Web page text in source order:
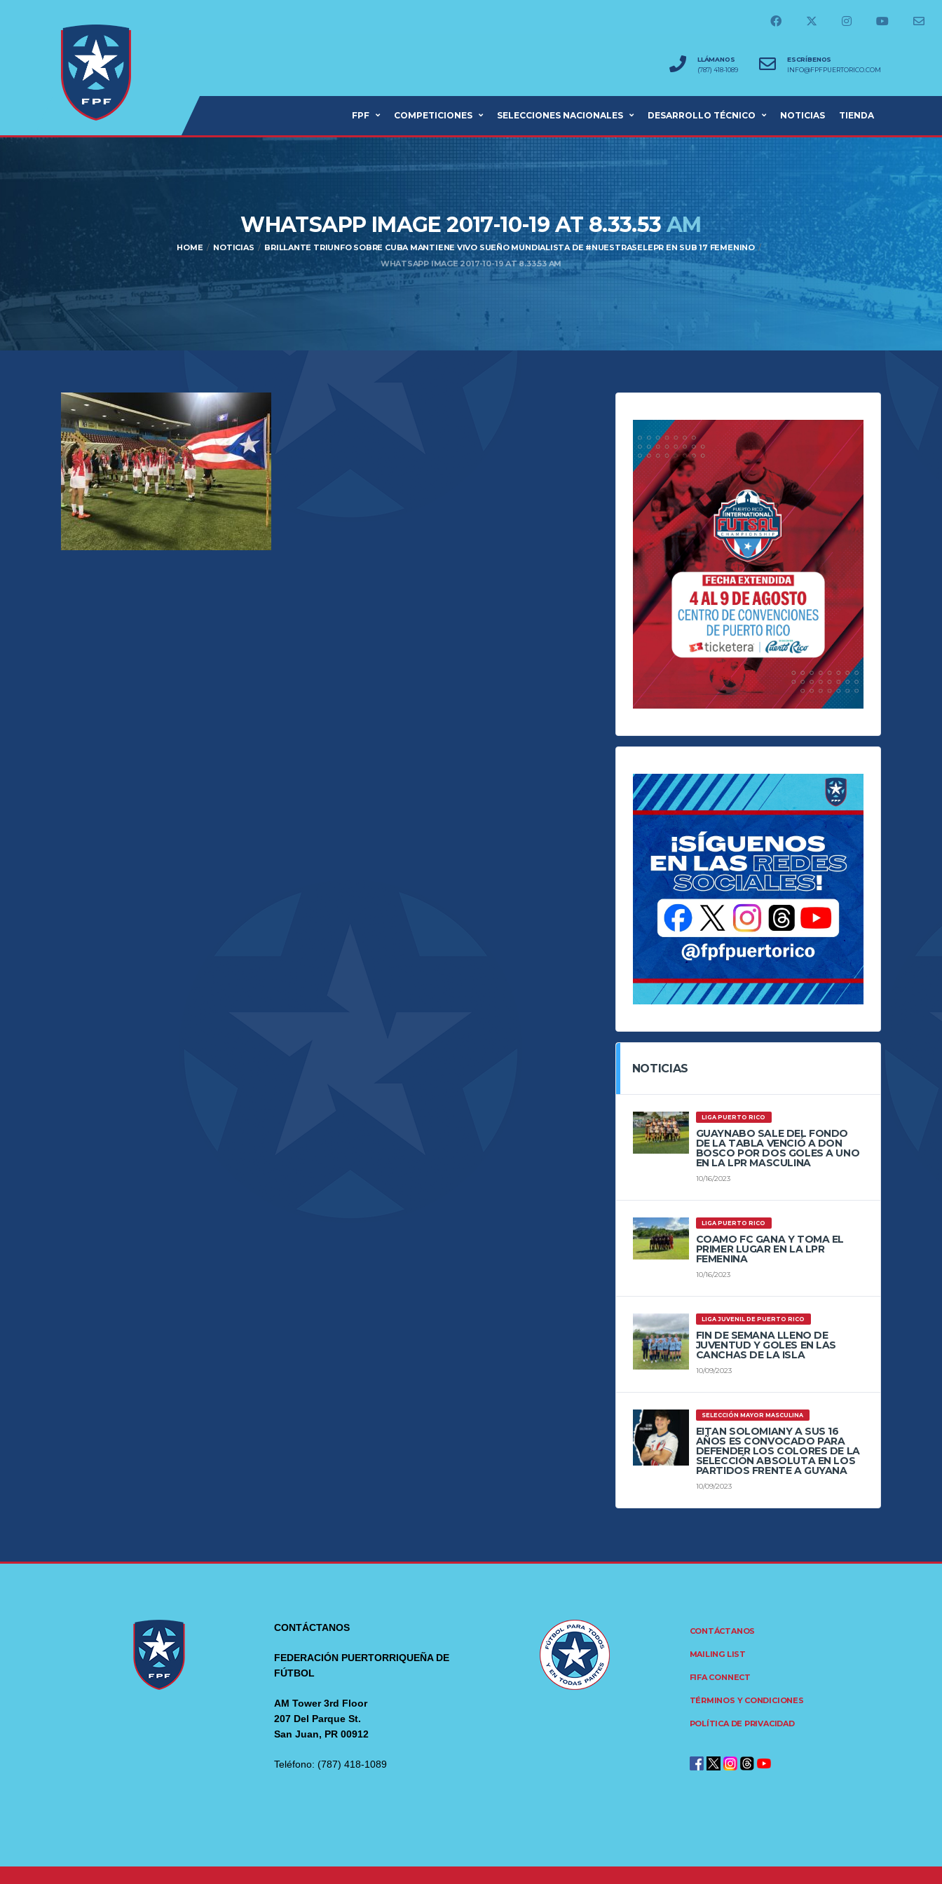
LLÁMANOS
(787) 418-1089
ESCRÍBENOS
INFO@FPFPUERTORICO.COM
FPF COMPETICIONES SELECCIONES NACIONALES DESARROLLO TÉCNICO NOTICIAS TIENDA
WHATSAPP IMAGE 2017-10-19 AT 8.33.53AM
HOME NOTICIAS
BRILLANTE TRIUNFO SOBRE CUBA MANTIENE VIVO SUEÑO MUNDIALISTA DE #NUESTRASELEPR EN SUB 17 FEMENINO
WHATSAPP IMAGE 2017-10-19 AT 8.33.53 AM
NOTICIAS
LIGA PUERTO RICO
GUAYNABO SALE DEL FONDO
DE LA TABLA VENCIÓ A DON
BOSCO POR DOS GOLES A UNO
EN LA LPR MASCULINA
10/16/2023
LIGA PUERTO RICO
COAMO FC GANA Y TOMA EL
PRIMER LUGAR EN LA LPR
FEMENINA
10/16/2023
LIGA JUVENIL DE PUERTO RICO
FIN DE SEMANA LLENO DE
JUVENTUD Y GOLES EN LAS
CANCHAS DE LA ISLA
10/09/2023
SELECCIÓN MAYOR MASCULINA
EITAN SOLOMIANY A SUS 16
AÑOS ES CONVOCADO PARA
DEFENDER LOS COLORES DE LA
SELECCIÓN ABSOLUTA EN LOS
PARTIDOS FRENTE A GUYANA
10/09/2023
CONTÁCTANOS
FEDERACIÓN PUERTORRIQUEÑA DE
FÚTBOL
AM Tower 3rd Floor
207 Del Parque St.
San Juan, PR 00912
Teléfono: (787) 418-1089
CONTÁCTANOS
MAILING LIST
FIFA CONNECT
TÉRMINOS Y CONDICIONES
POLÍTICA DE PRIVACIDAD